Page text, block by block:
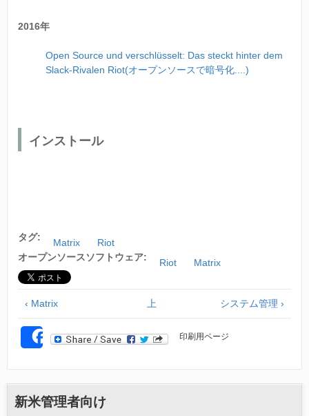
2016年
Open Source und verschlüsselt: Das steckt hinter dem
Slack-Rivalen Riot(オープンソースで暗号化....)
インストール
タグ: Matrix
Riot
オープンソースソフトウェア:
Riot Matrix
‹ Matrix 上 システム管理 ›
SHARE 印刷用ページ
新米管理者向け